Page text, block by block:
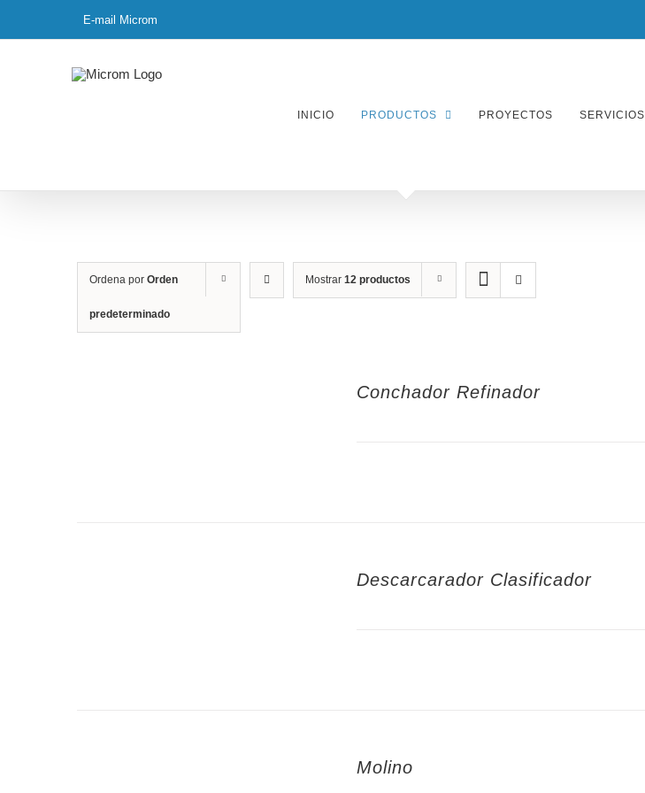
to
E-mail Microm
INICIO PRODUCTOS PROYECTOS SERVICIOS
Ordena por Orden
predeterminado
Mostrar 12 productos
Conchador Refinador
Descarcarador Clasificador
Molino